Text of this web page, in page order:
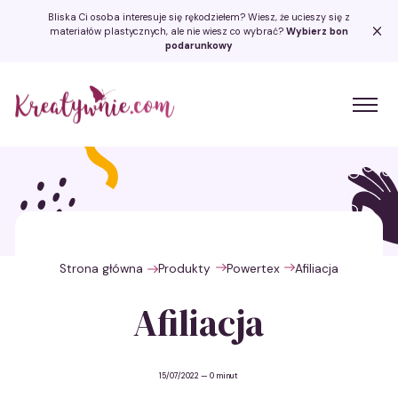
Bliska Ci osoba interesuje się rękodziełem? Wiesz, że ucieszy się z
materiałów plastycznych, ale nie wiesz co wybrać? Wybierz bon
podarunkowy
Kreatywnie.com
Strona główna Produkty Powertex Afiliacja
Afiliacja
15/07/2022— 0 minut